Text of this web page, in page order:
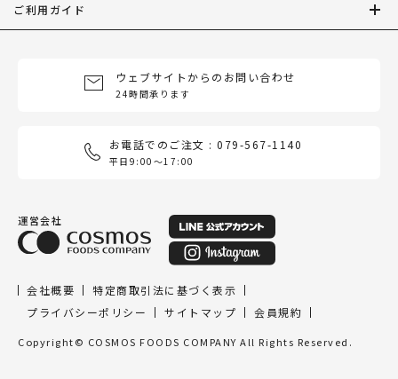
ご利用ガイド
ウェブサイトからのお問い合わせ
24時間承ります
お電話でのご注文 : 079-567-1140
平日9:00〜17:00
運営会社
Copyright© COSMOS FOODS COMPANY All Rights Reserved.
会社概要
特定商取引法に基づく表示
プライバシーポリシー
サイトマップ 会員規約